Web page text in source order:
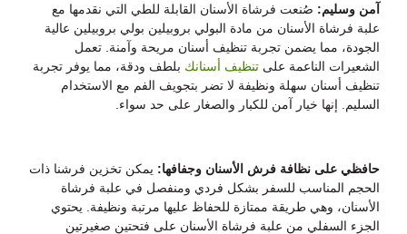
آمن وسليم: صُنعت فرشاة الأسنان القابلة للطي التي نقدمها مع
علبة فرشاة الأسنان من مادة البولي بروبيلين بولي بروبيلين عالية
الجودة، مما يضمن تجربة تنظيف أسنان مريحة وآمنة. تعمل
الشعيرات الناعمة على تنظيف أسنانك بلطف ودقة، مما يوفر تجربة
تنظيف أسنان سهلة ونظيفة لا تضر بتجويف الفم مع الاستخدام
السليم. إنها خيار آمن للكبار والصغار على حد سواء.
حافظي على نظافة فرش الأسنان وجفافها: يمكن تخزين فرشنا ذات
الحجم المناسب للسفر بشكل فردي ومنفصل في علبة فرشاة
الأسنان، وهي طريقة ممتازة للحفاظ عليها مرتبة ونظيفة. يحتوي
الجزء السفلي من علبة فرشاة الأسنان على فتحتين صغيرتين